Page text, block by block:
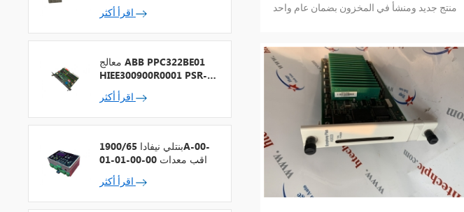
منتج جديد ومنشأ في المخزون بضمان عام واحد
معالج ABB PPC322BE01
HIEE300900R0001 PSR-2
+ ناقل المجال
بنتلي نيفادا 1900/65A-00-
01-01-00-00 مراقب معدات
الأغراض العامة